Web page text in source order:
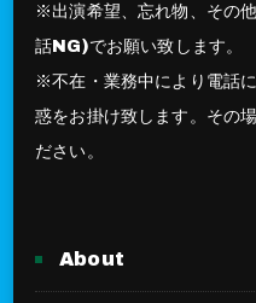
※出演希望、忘れ物、その
話NG)でお願い致します。
※不在・業務中により電話
惑をお掛け致します。その
ださい。
About